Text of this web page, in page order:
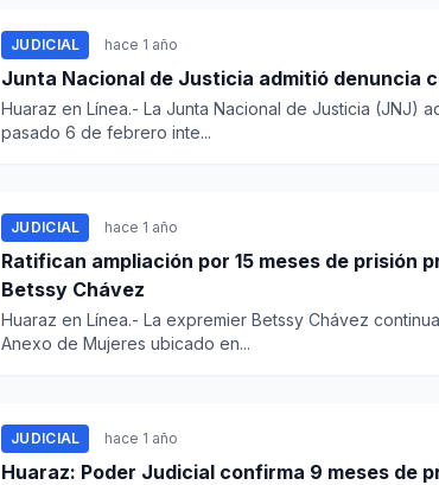
JUDICIAL hace 1 año
Junta Nacional de Justicia admitió denuncia
Huaraz en Línea.- La Junta Nacional de Justicia (JNJ)
pasado 6 de febrero inte...
JUDICIAL hace 1 año
Ratifican ampliación por 15 meses de prisión
Betssy Chávez
Huaraz en Línea.- La expremier Betssy Chávez
Anexo de Mujeres ubicado en...
JUDICIAL hace 1 año
Huaraz: Poder Judicial confirma 9 meses de